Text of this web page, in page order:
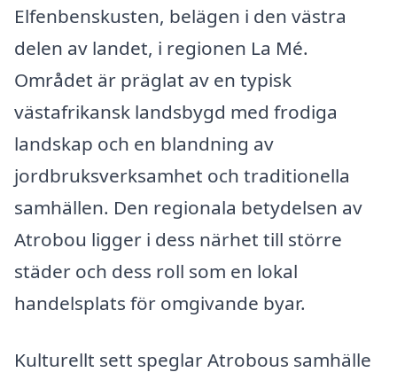
Elfenbenskusten, belägen i den västra
delen av landet, i regionen La Mé.
Området är präglat av en typisk
västafrikansk landsbygd med frodiga
landskap och en blandning av
jordbruksverksamhet och traditionella
samhällen. Den regionala betydelsen av
Atrobou ligger i dess närhet till större
städer och dess roll som en lokal
handelsplats för omgivande byar.
Kulturellt sett speglar Atrobous samhälle